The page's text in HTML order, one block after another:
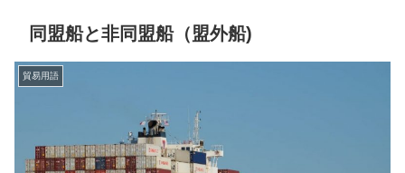
同盟船と非同盟船（盟外船)
貿易用語